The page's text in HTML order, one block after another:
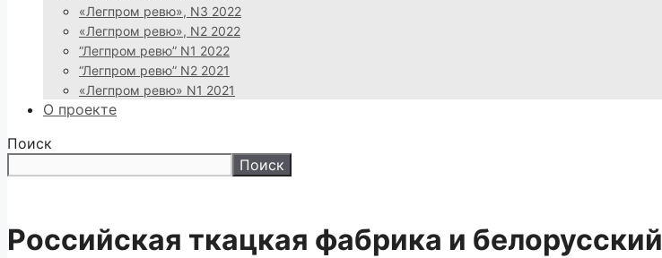
«Легпром ревю», N3 2022
«Легпром ревю», N2 2022
“Легпром ревю” N1 2022
“Легпром ревю” N2 2021
«Легпром ревю» N1 2021
О проекте
Поиск
Поиск
Российская ткацкая фабрика и белорусский